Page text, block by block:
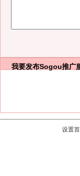
我要发布Sogou推广
设置